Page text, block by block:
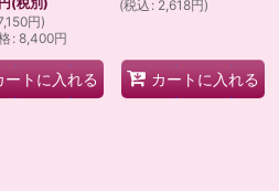
円)
: 8,400円
ートに入れる
(税込 : 2,618円)
カートに入れる